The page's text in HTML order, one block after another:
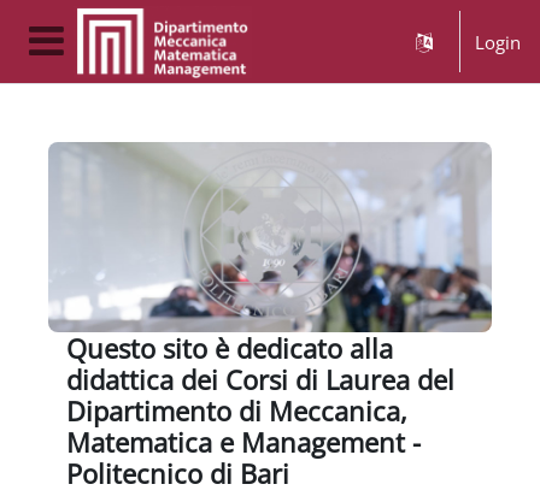
Vai al contenuto principale
Pannello laterale
Login
Questo sito è dedicato alla
didattica dei Corsi di Laurea del
Dipartimento di Meccanica,
Matematica e Management -
Politecnico di Bari